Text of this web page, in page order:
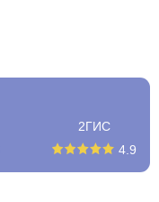
2ГИС
4.9